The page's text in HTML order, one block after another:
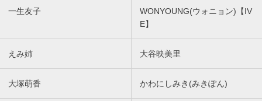
一生友子
WONYOUNG(ウォニョン)【IV
E】
えみ姉 大谷映美里
大塚萌香 かわにしみき(みきぽん)